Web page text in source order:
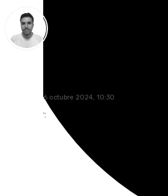
miércoles, 16 octubre 2024, 10:30
Compartir: